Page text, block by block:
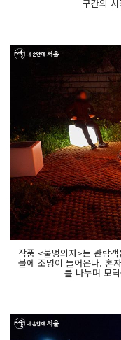
구간의
작품 <불멍의자>는 관람
불에 조명이 들어온다. 혼
를 나누며 모